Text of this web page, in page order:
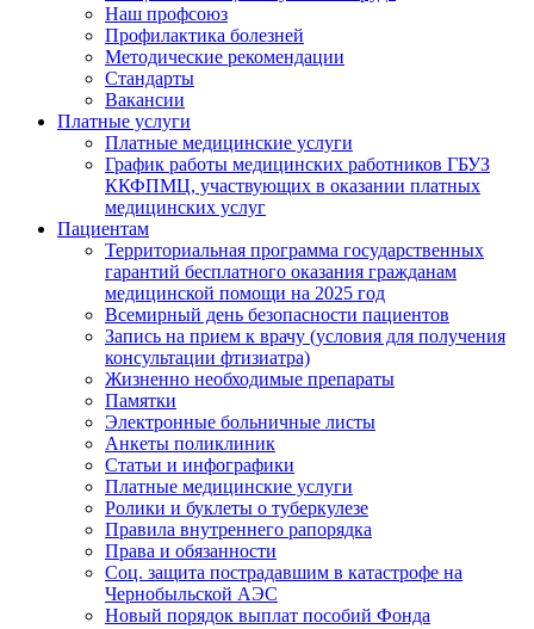
Наш профсоюз
Профилактика болезней
Методические рекомендации
Стандарты
Вакансии
Платные услуги
Платные медицинские услуги
График работы медицинских работников ГБУЗ
ККФПМЦ, участвующих в оказании платных
медицинских услуг
Пациентам
Территориальная программа государственных
гарантий бесплатного оказания гражданам
медицинской помощи на 2025 год
Всемирный день безопасности пациентов
Запись на прием к врачу (условия для получения
консультации фтизиатра)
Жизненно необходимые препараты
Памятки
Электронные больничные листы
Анкеты поликлиник
Статьи и инфографики
Платные медицинские услуги
Ролики и буклеты о туберкулезе
Правила внутреннего рапорядка
Права и обязанности
Соц. защита пострадавшим в катастрофе на
Чернобыльской АЭС
Новый порядок выплат пособий Фонда